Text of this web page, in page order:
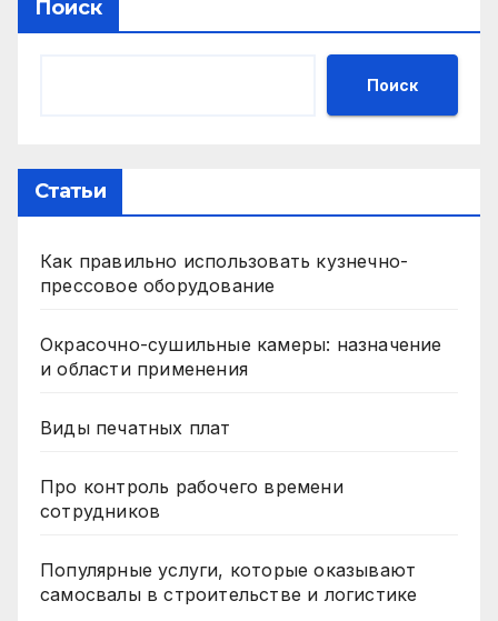
Поиск
Поиск
Статьи
Как правильно использовать кузнечно-
прессовое оборудование
Окрасочно-сушильные камеры: назначение
и области применения
Виды печатных плат
Про контроль рабочего времени
сотрудников
Популярные услуги, которые оказывают
самосвалы в строительстве и логистике